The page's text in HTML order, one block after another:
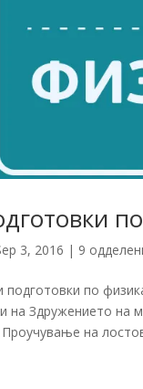
3, 2016 | 9
подготовки по
на Здружението
на